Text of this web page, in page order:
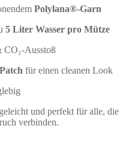
Polylana®-Garn
5 Liter Wasser pro Mütze
CO₂-Ausstoß
für einen cleanen Look
und perfekt für alle, die
verbinden.